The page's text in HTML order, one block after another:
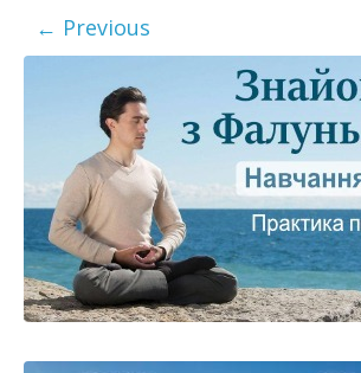
← Previous